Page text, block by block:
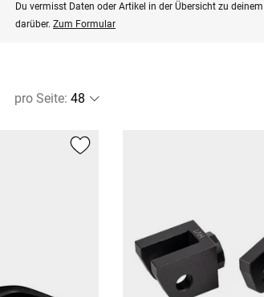
Du vermisst Daten oder Artikel in der Übersicht zu
darüber. Zum Formular
pro Seite: